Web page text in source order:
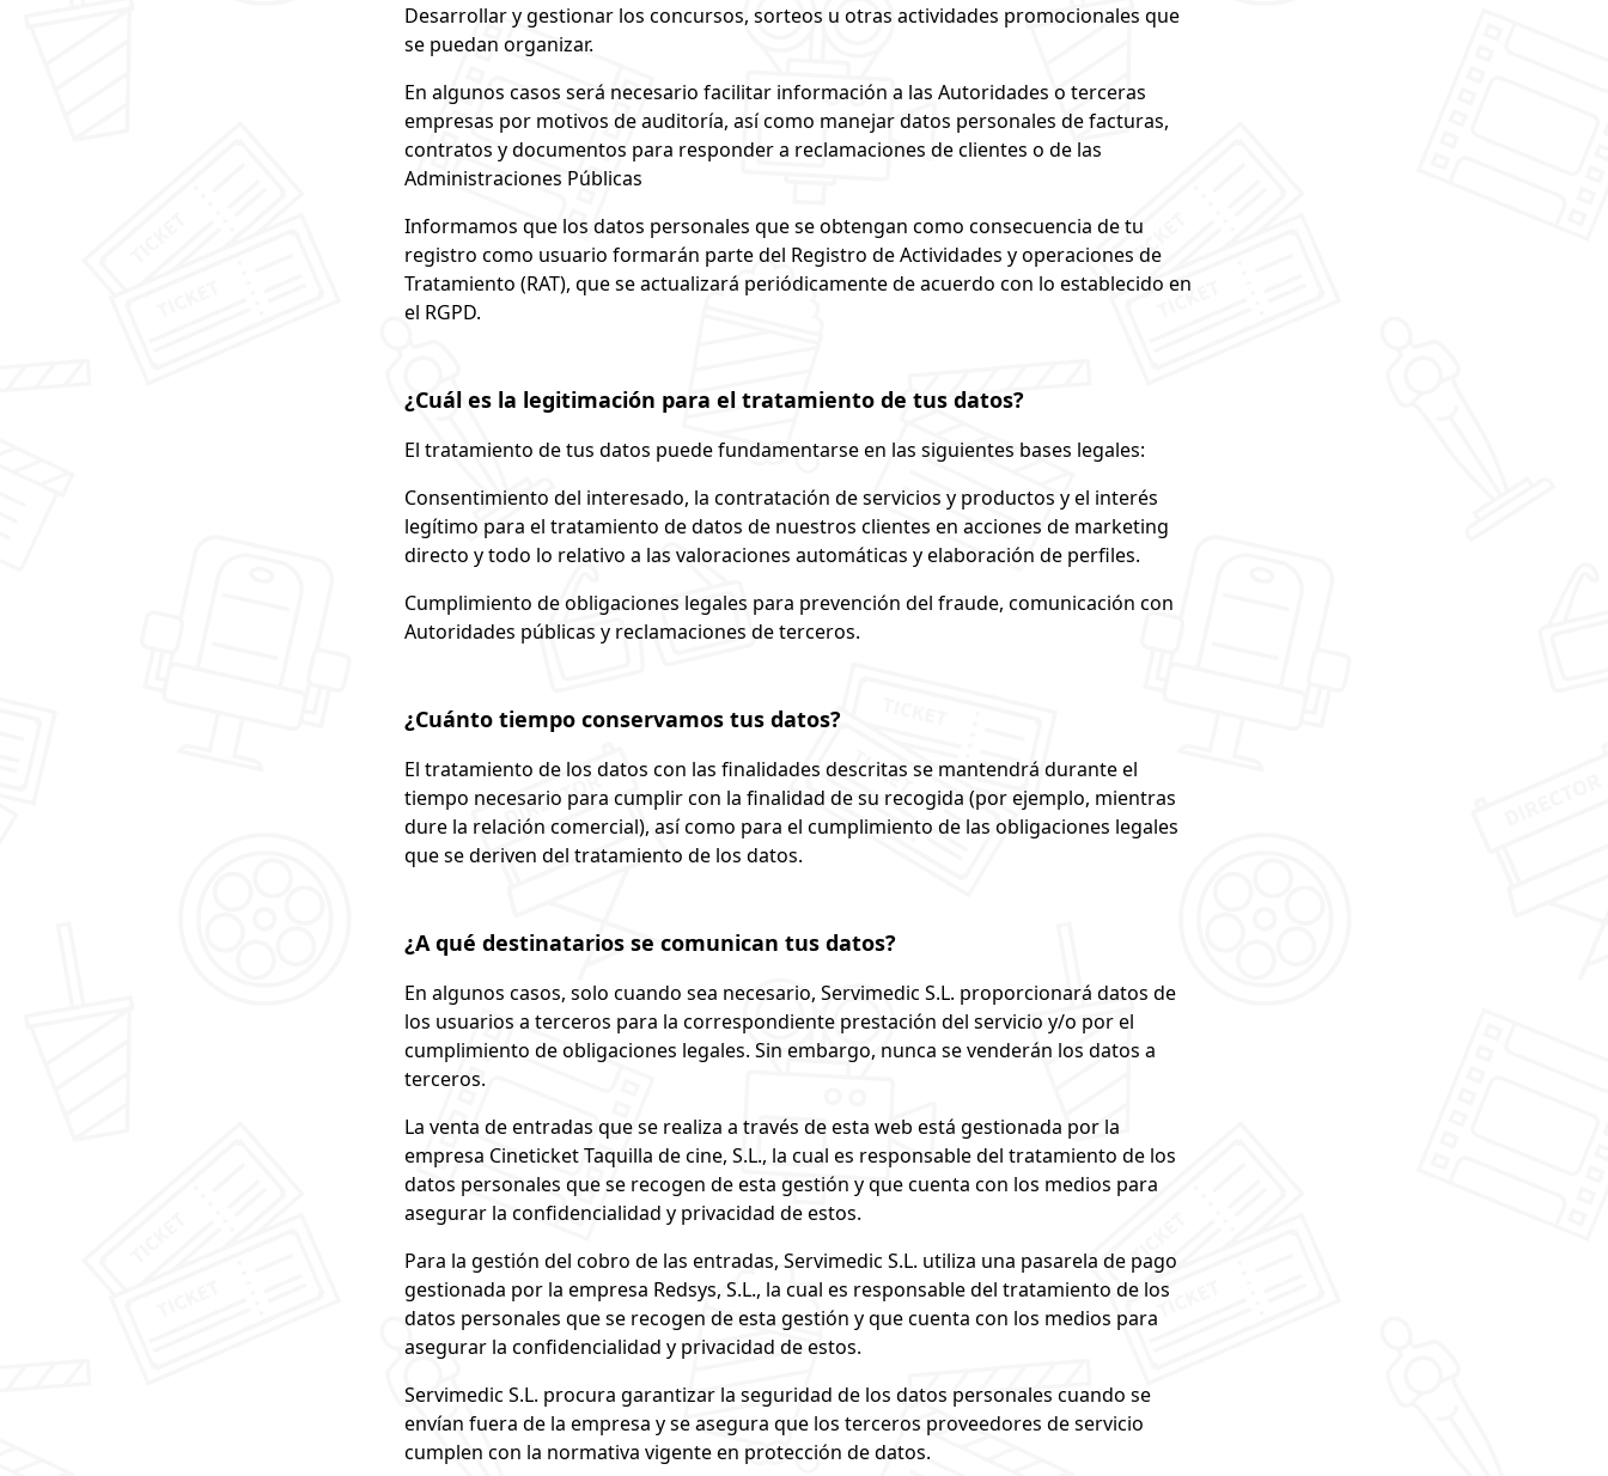
Desarrollar y gestionar los concursos, sorteos u otras actividades promocionales que
se puedan organizar.
En algunos casos será necesario facilitar información a las Autoridades o terceras
empresas por motivos de auditoría, así como manejar datos personales de facturas,
contratos y documentos para responder a reclamaciones de clientes o de las
Administraciones Públicas
Informamos que los datos personales que se obtengan como consecuencia de tu
registro como usuario formarán parte del Registro de Actividades y operaciones de
Tratamiento (RAT), que se actualizará periódicamente de acuerdo con lo establecido en
el RGPD.
¿Cuál es la legitimación para el tratamiento de tus datos?
El tratamiento de tus datos puede fundamentarse en las siguientes bases legales:
Consentimiento del interesado, la contratación de servicios y productos y el interés
legítimo para el tratamiento de datos de nuestros clientes en acciones de marketing
directo y todo lo relativo a las valoraciones automáticas y elaboración de perfiles.
Cumplimiento de obligaciones legales para prevención del fraude, comunicación con
Autoridades públicas y reclamaciones de terceros.
¿Cuánto tiempo conservamos tus datos?
El tratamiento de los datos con las finalidades descritas se mantendrá durante el
tiempo necesario para cumplir con la finalidad de su recogida (por ejemplo, mientras
dure la relación comercial), así como para el cumplimiento de las obligaciones legales
que se deriven del tratamiento de los datos.
¿A qué destinatarios se comunican tus datos?
En algunos casos, solo cuando sea necesario, Servimedic S.L. proporcionará datos de
los usuarios a terceros para la correspondiente prestación del servicio y/o por el
cumplimiento de obligaciones legales. Sin embargo, nunca se venderán los datos a
terceros.
La venta de entradas que se realiza a través de esta web está gestionada por la
empresa Cineticket Taquilla de cine, S.L., la cual es responsable del tratamiento de los
datos personales que se recogen de esta gestión y que cuenta con los medios para
asegurar la confidencialidad y privacidad de estos.
Para la gestión del cobro de las entradas, Servimedic S.L. utiliza una pasarela de pago
gestionada por la empresa Redsys, S.L., la cual es responsable del tratamiento de los
datos personales que se recogen de esta gestión y que cuenta con los medios para
asegurar la confidencialidad y privacidad de estos.
Servimedic S.L. procura garantizar la seguridad de los datos personales cuando se
envían fuera de la empresa y se asegura que los terceros proveedores de servicio
cumplen con la normativa vigente en protección de datos.